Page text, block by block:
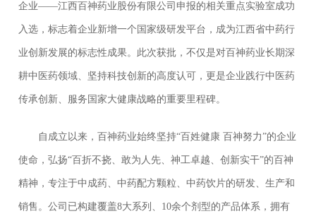
企业——江西百神药业股份有限公司申报的相关重点实验室成功
入选，标志着企业新增一个国家级研发平台，成为江西省中药行
业创新发展的标志性成果。此次获批，不仅是对百神药业长期深
耕中医药领域、坚持科技创新的高度认可，更是企业践行中医药
传承创新、服务国家大健康战略的重要里程碑。
自成立以来，百神药业始终坚持“百姓健康 百神努力”的企业
使命，弘扬“百折不挠、敢为人先、神工卓越、创新实干”的百神
精神，专注于中成药、中药配方颗粒、中药饮片的研发、生产和
销售。公司已构建覆盖8大系列、10余个剂型的产品体系，拥有